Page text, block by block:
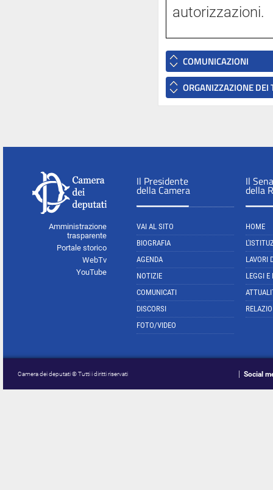
autorizzazioni.
COMUNICAZIONI
ORGANIZZAZIONE DEI
Amministrazione
trasparente
Portale storico
WebTv
YouTube
Il Presidente
della Camera
VAI AL SITO
BIOGRAFIA
AGENDA
NOTIZIE
COMUNICATI
DISCORSI
FOTO/VIDEO
Il
della
HOME
LAVORI
LEGGI E
Camera dei deputati © Tutti i diritti riservati Social